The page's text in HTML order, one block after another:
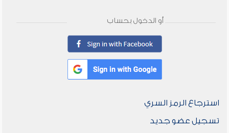
أو الدخول بحساب
استرجاع الرمز السري
تسجيل عضو جديد